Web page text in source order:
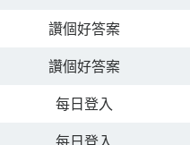
讚個好答案
讚個好答案
每日登入
每日登入